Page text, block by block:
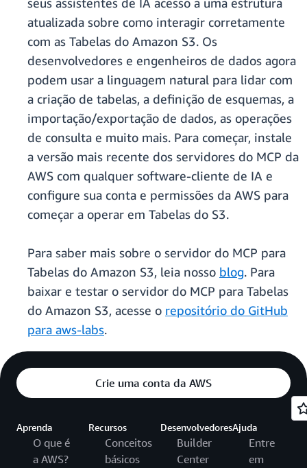
atualizada sobre como interagir corretamente
com as Tabelas do Amazon S3. Os
desenvolvedores e engenheiros de dados agora
podem usar a linguagem natural para lidar com
a criação de tabelas, a definição de esquemas, a
importação/exportação de dados, as operações
de consulta e muito mais. Para começar, instale
a versão mais recente dos servidores do MCP da
AWS com qualquer software-cliente de IA e
configure sua conta e permissões da AWS para
começar a operar em Tabelas do S3.
Para saber mais sobre o servidor do MCP para
Tabelas do Amazon S3, leia nosso blog. Para
baixar e testar o servidor do MCP para Tabelas
do Amazon S3, acesse o repositório do GitHub
para aws-labs.
Crie uma conta da AWS
Aprenda
O que é
a AWS?
Recursos
Conceitos
básicos
Desenvolvedores
Builder
Center
Ajuda
Entre
em